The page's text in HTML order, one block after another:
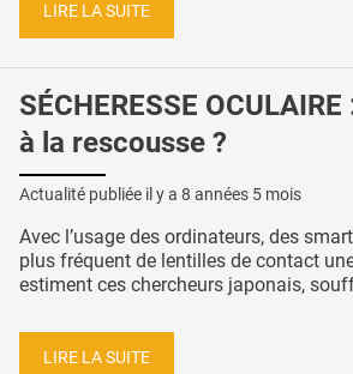
LIRE LA SUITE
SÉCHERESSE
à la rescousse ?
Actualité publiée il y a 8 années 5 mois
Avec l’usage des ordinateurs, des
plus fréquent de lentilles de contact
estiment ces chercheurs japonais,
LIRE LA SUITE